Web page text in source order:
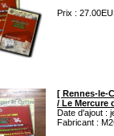
Prix :
[ Rennes-le-
/ Le Mercure
Date d'ajout :
Fabricant :